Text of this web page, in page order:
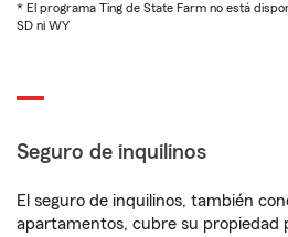
* El programa Ting de State Farm no está
SD ni WY
Seguro de inquilinos
El seguro de inquilinos, también
apartamentos, cubre su propiedad